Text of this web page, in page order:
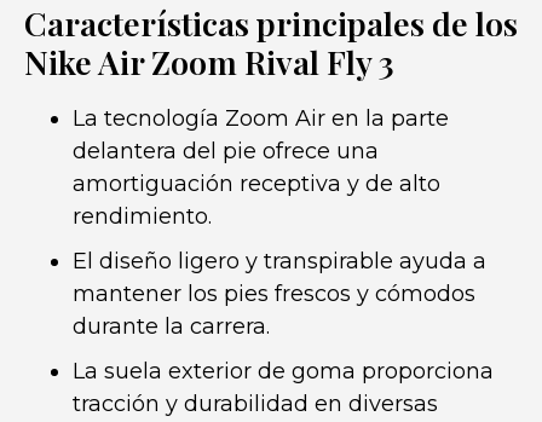
Características principales de los
Nike Air Zoom Rival Fly 3
La tecnología Zoom Air en la parte
delantera del pie ofrece una
amortiguación receptiva y de alto
rendimiento.
El diseño ligero y transpirable ayuda a
mantener los pies frescos y cómodos
durante la carrera.
La suela exterior de goma proporciona
tracción y durabilidad en diversas